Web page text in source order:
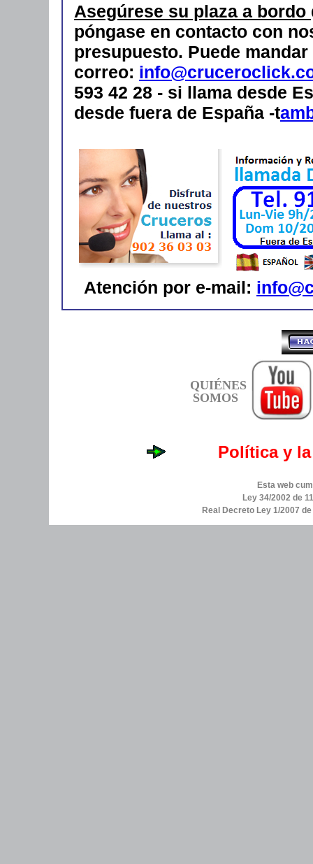
Asegúrese su plaza a bordo
póngase en contacto con
presupuesto. Puede
correo:
593 42 28 - si llama desde
desde fuera de España -t
Atención por e-mail:
QUIÉNES
SOMOS
Política y
Esta web
Ley 34/2002 de
Real Decreto Ley 1/2007